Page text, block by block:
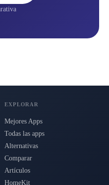
EXPLORAR
Mejores Apps
Todas las apps
Alternativas
Comparar
Artículos
HomeKit